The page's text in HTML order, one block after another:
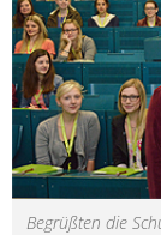
Begrüßten die